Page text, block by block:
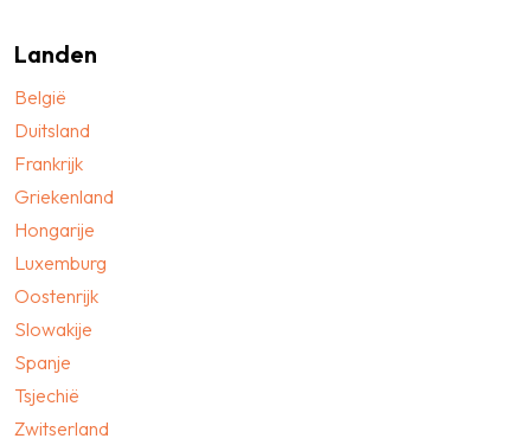
Landen
België
Duitsland
Frankrijk
Griekenland
Hongarije
Luxemburg
Oostenrijk
Slowakije
Spanje
Tsjechië
Zwitserland